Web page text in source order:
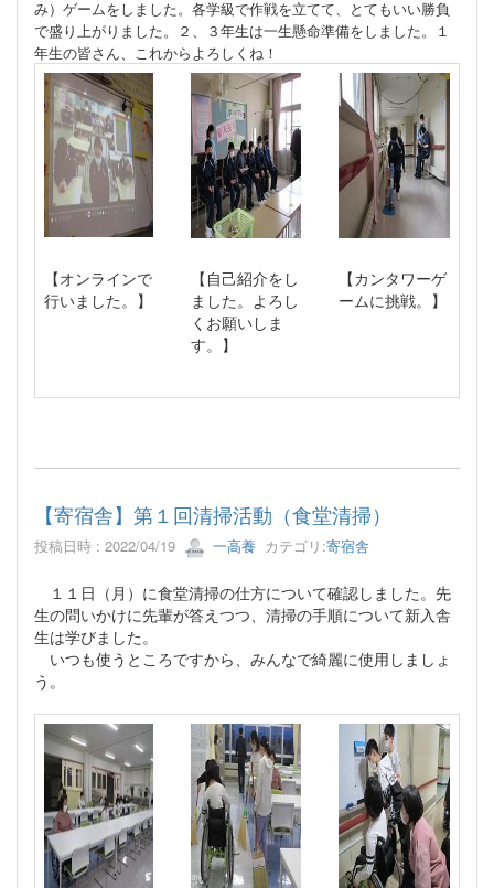
み）ゲームをしました。各学級で作戦を立てて、とてもいい勝負
で盛り上がりました。２、３年生は一生懸命準備をしました。１
年生の皆さん、これからよろしくね！
【オンラインで
行いました。】
【自己紹介をし
ました。よろし
くお願いしま
す。】
【カンタワーゲ
ームに挑戦。】
【寄宿舎】第１回清掃活動（食堂清掃）
投稿日時 : 2022/04/19 一高養 カテゴリ:寄宿舎
１１日（月）に食堂清掃の仕方について確認しました。先
生の問いかけに先輩が答えつつ、清掃の手順について新入舎
生は学びました。
いつも使うところですから、みんなで綺麗に使用しましょ
う。